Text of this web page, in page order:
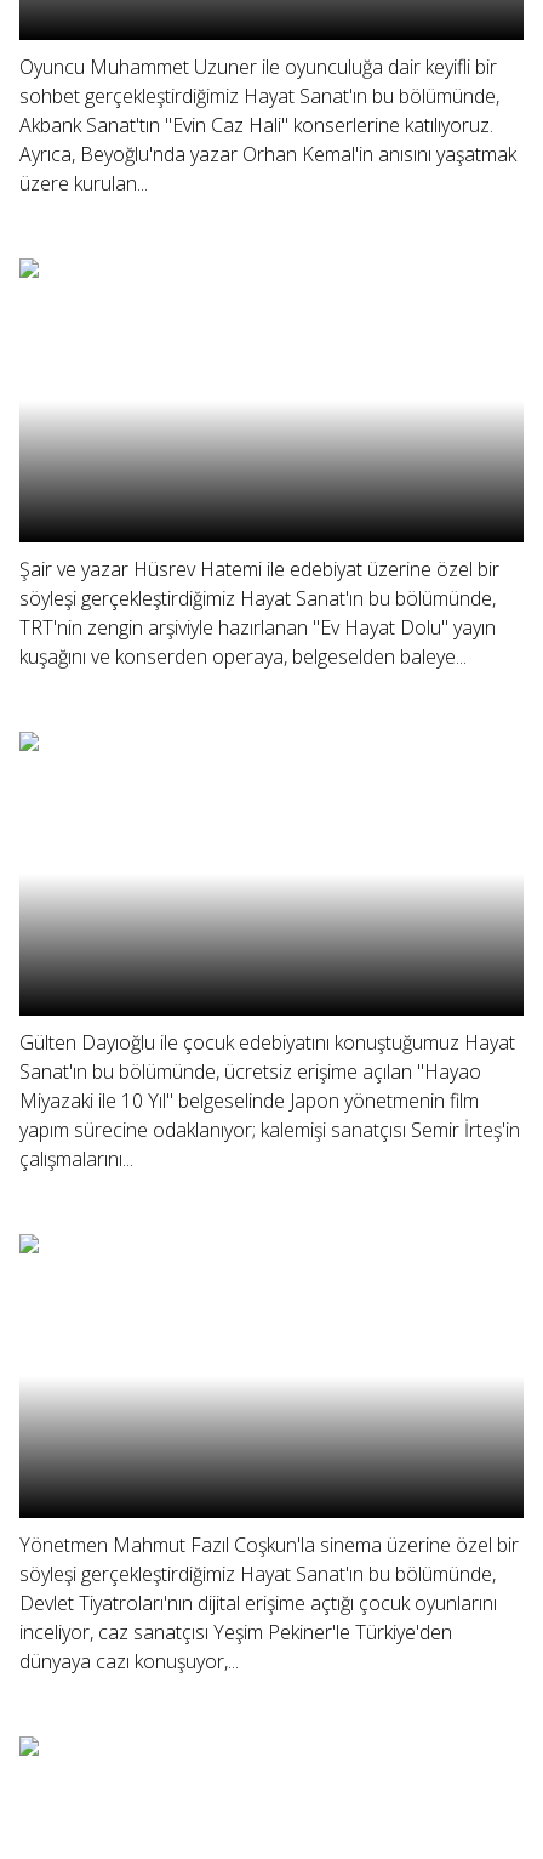
Oyuncu Muhammet Uzuner ile oyunculuğa dair keyifli bir
sohbet gerçekleştirdiğimiz Hayat Sanat'ın bu bölümünde,
Akbank Sanat'tın "Evin Caz Hali" konserlerine katılıyoruz.
Ayrıca, Beyoğlu'nda yazar Orhan Kemal'in anısını yaşatmak
üzere kurulan...
Şair ve yazar Hüsrev Hatemi ile edebiyat üzerine özel bir
söyleşi gerçekleştirdiğimiz Hayat Sanat'ın bu bölümünde,
TRT'nin zengin arşiviyle hazırlanan "Ev Hayat Dolu" yayın
kuşağını ve konserden operaya, belgeselden baleye...
Gülten Dayıoğlu ile çocuk edebiyatını konuştuğumuz Hayat
Sanat'ın bu bölümünde, ücretsiz erişime açılan "Hayao
Miyazaki ile 10 Yıl" belgeselinde Japon yönetmenin film
yapım sürecine odaklanıyor; kalemişi sanatçısı Semir İrteş'in
çalışmalarını...
Yönetmen Mahmut Fazıl Coşkun'la sinema üzerine özel bir
söyleşi gerçekleştirdiğimiz Hayat Sanat'ın bu bölümünde,
Devlet Tiyatroları'nın dijital erişime açtığı çocuk oyunlarını
inceliyor, caz sanatçısı Yeşim Pekiner'le Türkiye'den
dünyaya cazı konuşuyor,...